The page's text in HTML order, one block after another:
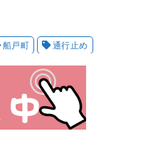
船戸町 通行止め